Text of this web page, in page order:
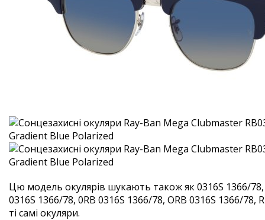
Цю модель окулярів шукають також як 0316S 1366/78,
0316S 1366/78, 0RB 0316S 1366/78, ORB 0316S 1366/78,
ті самі окуляри.